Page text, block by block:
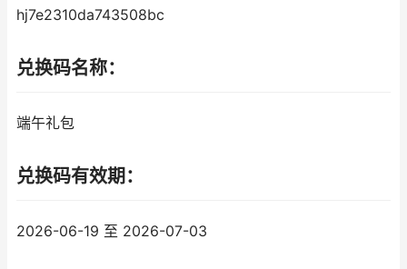
hj7e2310da743508bc
兑换码名称：
端午礼包
兑换码有效期：
2026-06-19 至 2026-07-03